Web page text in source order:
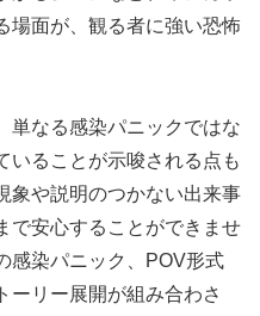
場面が、観る者に強い恐怖
単なる感染パニックではな
いることが示唆される点も
象や説明のつかない出来事
で安心することができませ
感染パニック、POV形式
ーリー展開が組み合わさ